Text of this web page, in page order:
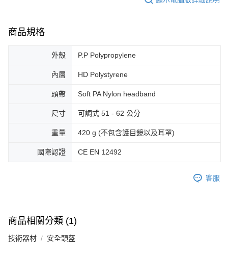
商品規格
外殼 P.P Polypropylene
內層 HD Polystyrene
頭帶 Soft PA Nylon headband
尺寸 可調式 51 - 62 公分
重量 420 g (不包含護目鏡以及耳罩)
國際認證 CE EN 12492
客服
商品相關分類 (1)
技術器材 安全頭盔